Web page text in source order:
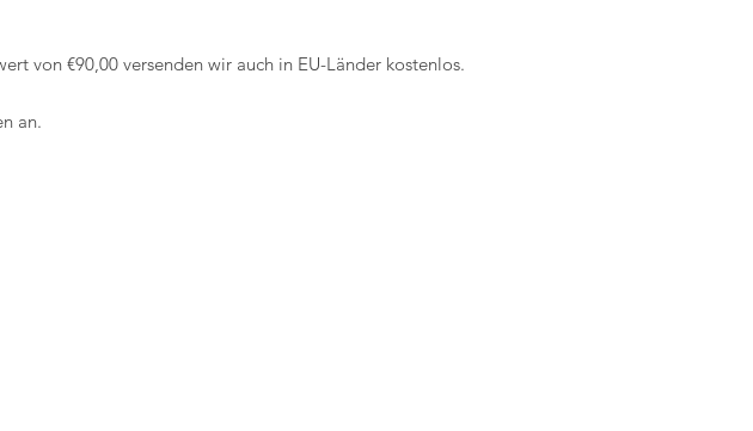
von €90,00 versenden wir auch in EU-Länder kostenlos.
an.